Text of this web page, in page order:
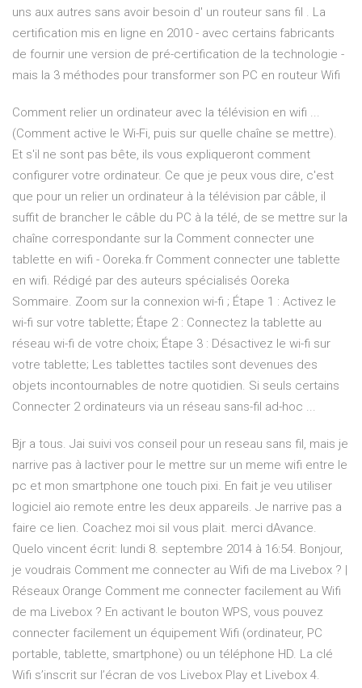
uns aux autres sans avoir besoin d' un routeur sans fil . La
certification mis en ligne en 2010 - avec certains fabricants
de fournir une version de pré-certification de la technologie -
mais la 3 méthodes pour transformer son PC en routeur Wifi
Comment relier un ordinateur avec la télévision en wifi ...
(Comment active le Wi-Fi, puis sur quelle chaîne se mettre).
Et s'il ne sont pas bête, ils vous expliqueront comment
configurer votre ordinateur. Ce que je peux vous dire, c'est
que pour un relier un ordinateur à la télévision par câble, il
suffit de brancher le câble du PC à la télé, de se mettre sur la
chaîne correspondante sur la Comment connecter une
tablette en wifi - Ooreka.fr Comment connecter une tablette
en wifi. Rédigé par des auteurs spécialisés Ooreka
Sommaire. Zoom sur la connexion wi-fi ; Étape 1 : Activez le
wi-fi sur votre tablette; Étape 2 : Connectez la tablette au
réseau wi-fi de votre choix; Étape 3 : Désactivez le wi-fi sur
votre tablette; Les tablettes tactiles sont devenues des
objets incontournables de notre quotidien. Si seuls certains
Connecter 2 ordinateurs via un réseau sans-fil ad-hoc ...
Bjr a tous. Jai suivi vos conseil pour un reseau sans fil, mais je
narrive pas à lactiver pour le mettre sur un meme wifi entre le
pc et mon smartphone one touch pixi. En fait je veu utiliser
logiciel aio remote entre les deux appareils. Je narrive pas a
faire ce lien. Coachez moi sil vous plait. merci dAvance.
Quelo vincent écrit: lundi 8. septembre 2014 à 16:54. Bonjour,
je voudrais Comment me connecter au Wifi de ma Livebox ? |
Réseaux Orange Comment me connecter facilement au Wifi
de ma Livebox ? En activant le bouton WPS, vous pouvez
connecter facilement un équipement Wifi (ordinateur, PC
portable, tablette, smartphone) ou un téléphone HD. La clé
Wifi s’inscrit sur l’écran de vos Livebox Play et Livebox 4.